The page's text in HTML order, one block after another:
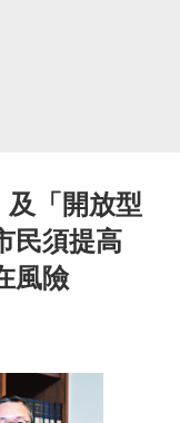
及「開放型
民須提高
風險